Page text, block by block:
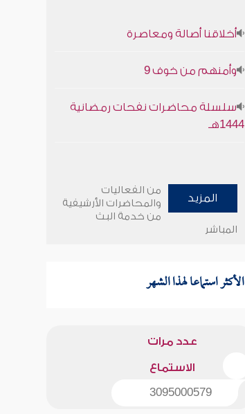
أخلاقنا أصالة ومعاصرة
وأمنهم من خوف 9
سلسلة محاضرات نفحات رمضانية
1444هـ
المزيد
من الفعاليات
والمحاضرات الأرشيفية
من خدمة البث
المباشر
الأكثر استماعا لهذا الشهر
عدد مرات
الاستماع
3095000579